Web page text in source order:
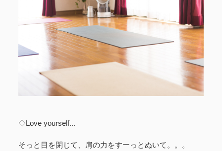
◇Love yourself...
そっと目を閉じて、肩の力をすーっとぬいて。。。